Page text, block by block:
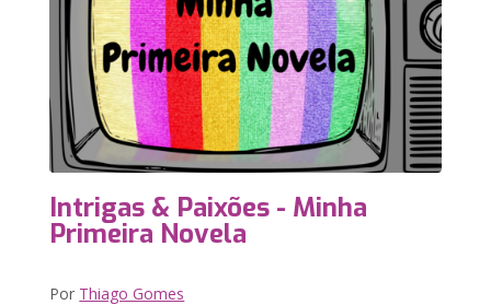
Intrigas & Paixões - Minha
Primeira Novela
Por Thiago Gomes